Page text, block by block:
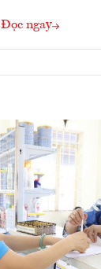
Đọc ngay